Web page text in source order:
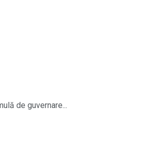
de guvernare...